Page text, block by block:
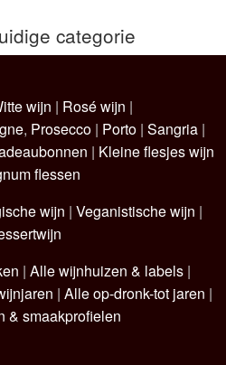
categorie
wijn | Rosé wijn |
, Prosecco | Porto | Sangria |
| Kleine flesjes wijn
flessen
wijn | Veganistische wijn |
| Alle wijnhuizen & labels |
| Alle op-dronk-tot jaren |
& smaakprofielen